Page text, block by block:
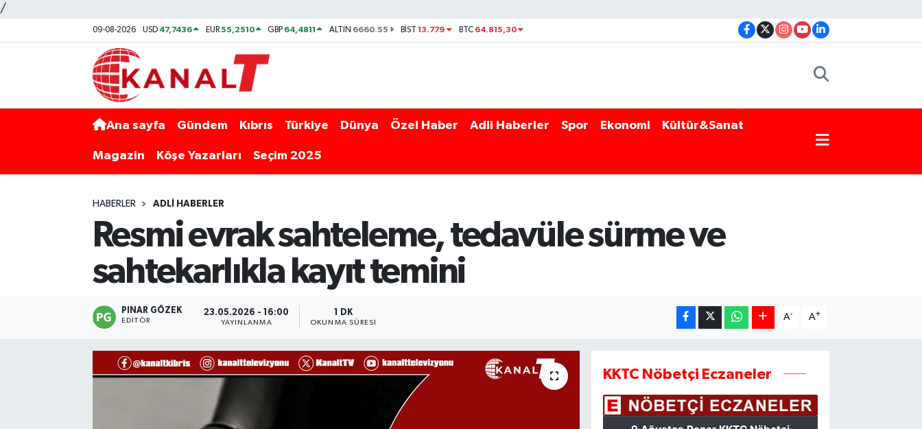
/
09-08-2026 USD 47,7436 EUR55,2510 GBP 64,4811 ALTIN 6660.55 BİST13.779 BTC 64.815,30
Ana sayfa Gündem Kıbrıs Türkiye Dünya Özel Haber Adli Haberler Spor Ekonomi Kültür&Sanat
Magazin Köşe Yazarları Seçim 2025
HABERLER ADLI HABERLER
Resmi evrak sahteleme, tedavüle sürme ve
sahtekarlıkla kayıt temini
PINAR GÖZEK
EDITÖR
23.05.2026 - 16:00
YAYINLANMA
1 DK
OKUNMA SÜRESI
A- A+
KKTC Nöbetçi Eczaneler